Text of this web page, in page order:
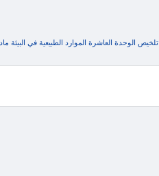
تلخيص الوحدة العاشرة الموارد الطبيعية في البيئة